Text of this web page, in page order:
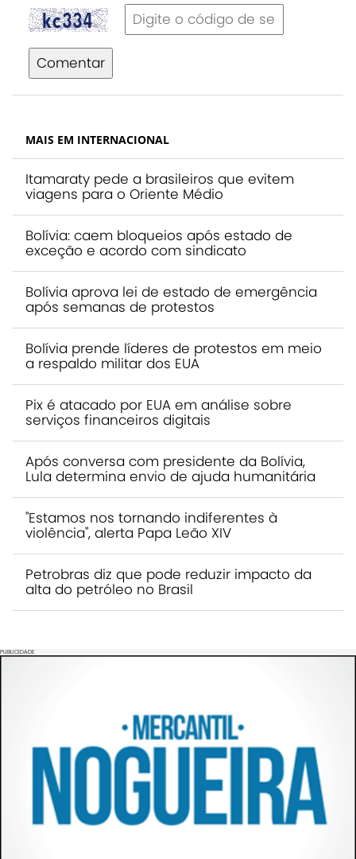
Comentar
MAIS EM INTERNACIONAL
Itamaraty pede a brasileiros que evitem
viagens para o Oriente Médio
Bolívia: caem bloqueios após estado de
exceção e acordo com sindicato
Bolívia aprova lei de estado de emergência
após semanas de protestos
Bolívia prende líderes de protestos em meio
a respaldo militar dos EUA
Pix é atacado por EUA em análise sobre
serviços financeiros digitais
Após conversa com presidente da Bolívia,
Lula determina envio de ajuda humanitária
"Estamos nos tornando indiferentes à
violência", alerta Papa Leão XIV
Petrobras diz que pode reduzir impacto da
alta do petróleo no Brasil
PUBLICIDADE